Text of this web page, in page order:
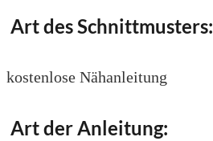
Art des Schnittmusters:
kostenlose Nähanleitung
Art der Anleitung: